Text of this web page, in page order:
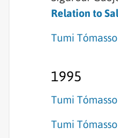
Relation to
Tumi
1995
Tumi
Tumi